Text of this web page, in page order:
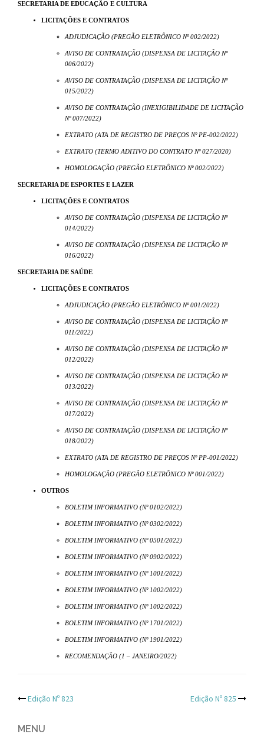
SECRETARIA DE EDUCAÇÃO E CULTURA
LICITAÇÕES E CONTRATOS
ADJUDICAÇÃO (PREGÃO ELETRÔNICO Nº 002/2022)
AVISO DE CONTRATAÇÃO (DISPENSA DE LICITAÇÃO Nº
006/2022)
AVISO DE CONTRATAÇÃO (DISPENSA DE LICITAÇÃO Nº
015/2022)
AVISO DE CONTRATAÇÃO (INEXIGIBILIDADE DE LICITAÇÃO
Nº 007/2022)
EXTRATO (ATA DE REGISTRO DE PREÇOS Nº PE-002/2022)
EXTRATO (TERMO ADITIVO DO CONTRATO Nº 027/2020)
HOMOLOGAÇÃO (PREGÃO ELETRÔNICO Nº 002/2022)
SECRETARIA DE ESPORTES E LAZER
LICITAÇÕES E CONTRATOS
AVISO DE CONTRATAÇÃO (DISPENSA DE LICITAÇÃO Nº
014/2022)
AVISO DE CONTRATAÇÃO (DISPENSA DE LICITAÇÃO Nº
016/2022)
SECRETARIA DE SAÚDE
LICITAÇÕES E CONTRATOS
ADJUDICAÇÃO (PREGÃO ELETRÔNICO Nº 001/2022)
AVISO DE CONTRATAÇÃO (DISPENSA DE LICITAÇÃO Nº
011/2022)
AVISO DE CONTRATAÇÃO (DISPENSA DE LICITAÇÃO Nº
012/2022)
AVISO DE CONTRATAÇÃO (DISPENSA DE LICITAÇÃO Nº
013/2022)
AVISO DE CONTRATAÇÃO (DISPENSA DE LICITAÇÃO Nº
017/2022)
AVISO DE CONTRATAÇÃO (DISPENSA DE LICITAÇÃO Nº
018/2022)
EXTRATO (ATA DE REGISTRO DE PREÇOS Nº PP-001/2022)
HOMOLOGAÇÃO (PREGÃO ELETRÔNICO Nº 001/2022)
OUTROS
BOLETIM INFORMATIVO (Nº 0102/2022)
BOLETIM INFORMATIVO (Nº 0302/2022)
BOLETIM INFORMATIVO (Nº 0501/2022)
BOLETIM INFORMATIVO (Nº 0902/2022)
BOLETIM INFORMATIVO (Nº 1001/2022)
BOLETIM INFORMATIVO (Nº 1002/2022)
BOLETIM INFORMATIVO (Nº 1002/2022)
BOLETIM INFORMATIVO (Nº 1701/2022)
BOLETIM INFORMATIVO (Nº 1901/2022)
RECOMENDAÇÃO (1 – JANEIRO/2022)
Post
Edição Nº 823 Edição Nº 825
MENU